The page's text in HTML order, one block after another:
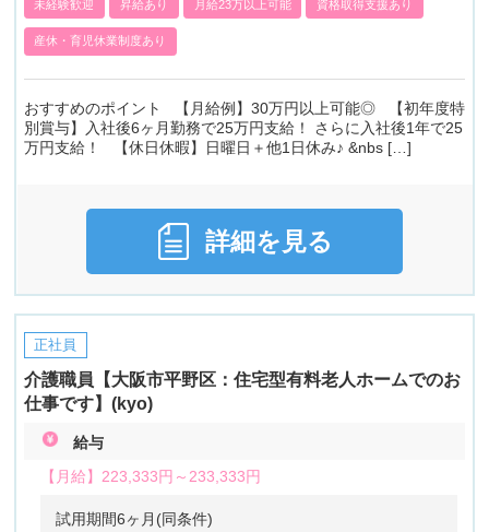
未経験歓迎 昇給あり 月給23万以上可能 資格取得支援あり
産休・育児休業制度あり
おすすめのポイント 【月給例】30万円以上可能◎ 【初年度特
別賞与】入社後6ヶ月勤務で25万円支給！ さらに入社後1年で25
万円支給！ 【休日休暇】日曜日＋他1日休み♪ &nbs […]
詳細を見る
正社員
介護職員【大阪市平野区：住宅型有料老人ホームでのお
仕事です】(kyo)
給与
【月給】 223,333円～ 233,333円
試用期間6ヶ月(同条件)